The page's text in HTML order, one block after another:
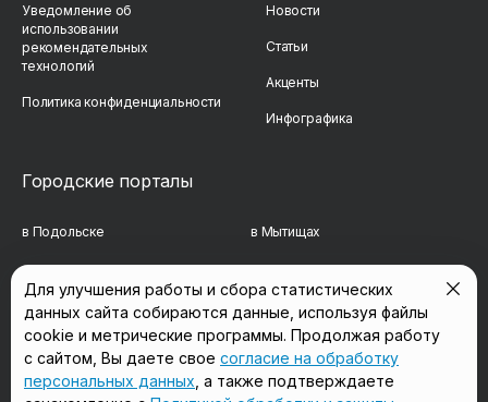
Уведомление об
использовании
рекомендательных
технологий
Политика конфиденциальности
Новости
Статьи
Акценты
Инфографика
Городские порталы
в Подольске в Мытищах
в Сергиевом Посаде в Люберцах
в Красногорске в Королёве
в Домодедово в Щёлково
Для улучшения работы и сбора статистических
данных сайта собираются данные, используя файлы
cookie и метрические программы. Продолжая работу
с сайтом, Вы даете свое согласие на обработку
персональных данных , а также подтверждаете